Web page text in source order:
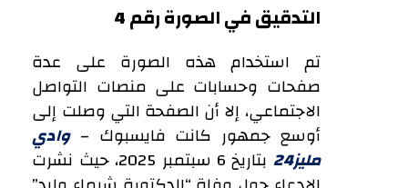
التدقيق في الصورة رقم 4
تم استخدام هذه الصورة على عدة
صفحات وحسابات على منصات التواصل
الاجتماعي، إلا أن الصفحة التي وصلت إلى
أوسع جمهور كانت فايسبوك –وادي
مليز24
بتاريخ 6 سبتمبر 2025، حيث نشرت